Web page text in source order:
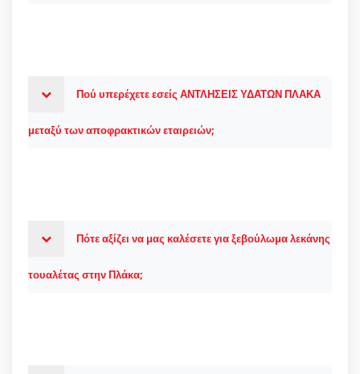
Πού υπερέχετε εσείς ΑΝΤΛΗΣΕΙΣ ΥΔΑΤΩΝ ΠΛΑΚΑ
μεταξύ των αποφρακτικών εταιρειών;
Πότε αξίζει να μας καλέσετε για ξεβούλωμα λεκάνης
τουαλέτας στην Πλάκα;